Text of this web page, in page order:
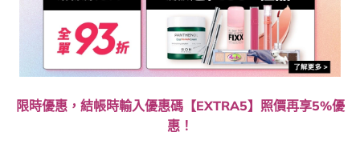
限時優惠，結帳時輸入優惠碼【EXTRA5】照價再享5%優
惠！